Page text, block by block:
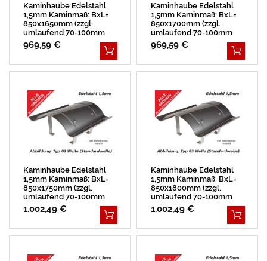
Kaminhaube Edelstahl
1,5mm Kaminmaß: BxL=
850x1650mm (zzgl.
umlaufend 70-100mm
Überstand)
969,59 €
Kaminhaube Edelstahl
1,5mm Kaminmaß: BxL=
850x1700mm (zzgl.
umlaufend 70-100mm
Überstand)
969,59 €
Kaminhaube Edelstahl
1,5mm Kaminmaß: BxL=
850x1750mm (zzgl.
umlaufend 70-100mm
Überstand)
1.002,49 €
Kaminhaube Edelstahl
1,5mm Kaminmaß: BxL=
850x1800mm (zzgl.
umlaufend 70-100mm
Überstand)
1.002,49 €